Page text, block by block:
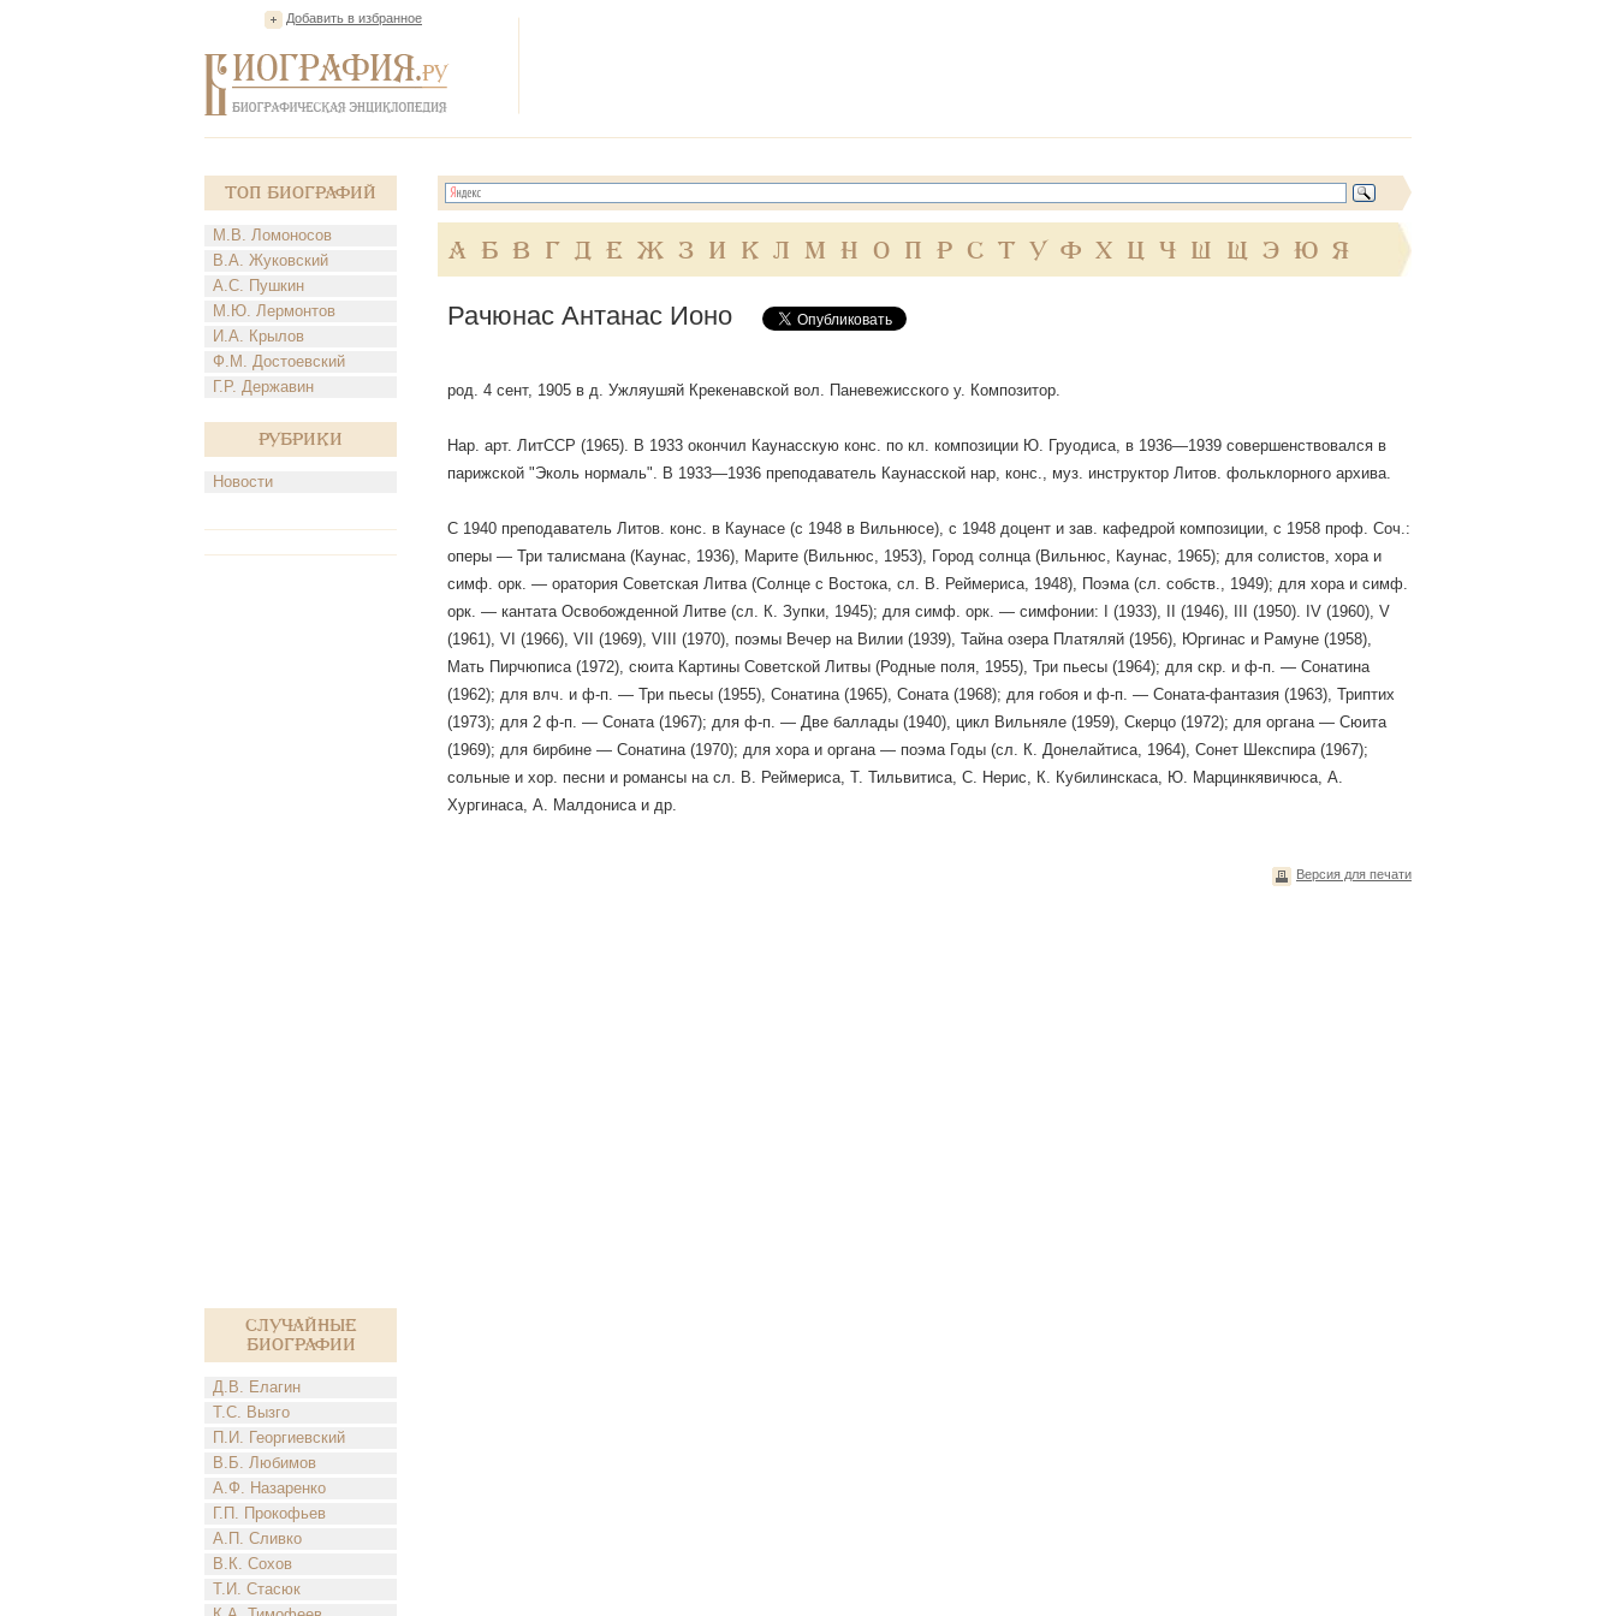
Добавить в избранное
Топ Биографий
М.В. Ломоносов
В.А. Жуковский
А.С. Пушкин
М.Ю. Лермонтов
И.А. Крылов
Ф.М. Достоевский
Г.Р. Державин
Рубрики
Новости
Случайные
биографии
Д.В. Елагин
Т.С. Вызго
П.И. Георгиевский
В.Б. Любимов
А.Ф. Назаренко
Г.П. Прокофьев
А.П. Сливко
В.К. Сохов
Т.И. Стасюк
А Б В Г Д Е Ж З И К Л М Н О П Р С Т У Ф Х Ц Ч Ш Щ Э Ю Я
Рачюнас Антанас Ионо
род. 4 сент, 1905 в д. Ужляушяй Крекенавской вол. Паневежисского у. Композитор.
Нар. арт. ЛитССР (1965). В 1933 окончил Каунасскую конс. по кл. композиции Ю. Груодиса, в 1936—1939 совершенствовался в
парижской "Эколь нормаль". В 1933—1936 преподаватель Каунасской нар, конс., муз. инструктор Литов. фольклорного архива.
С 1940 преподаватель Литов. конс. в Каунасе (с 1948 в Вильнюсе), с 1948 доцент и зав. кафедрой композиции, с 1958 проф. Соч.:
оперы — Три талисмана (Каунас, 1936), Марите (Вильнюс, 1953), Город солнца (Вильнюс, Каунас, 1965); для солистов, хора и
симф. орк. — оратория Советская Литва (Солнце с Востока, сл. В. Реймериса, 1948), Поэма (сл. собств., 1949); для хора и симф.
орк. — кантата Освобожденной Литве (сл. К. Зупки, 1945); для симф. орк. — симфонии: I (1933), II (1946), III (1950). IV (1960), V
(1961), VI (1966), VII (1969), VIII (1970), поэмы Вечер на Вилии (1939), Тайна озера Платяляй (1956), Юргинас и Рамуне (1958),
Мать Пирчюписа (1972), сюита Картины Советской Литвы (Родные поля, 1955), Три пьесы (1964); для скр. и ф-п. — Сонатина
(1962); для влч. и ф-п. — Три пьесы (1955), Сонатина (1965), Соната (1968); для гобоя и ф-п. — Соната-фантазия (1963), Триптих
(1973); для 2 ф-п. — Соната (1967); для ф-п. — Две баллады (1940), цикл Вильняле (1959), Скерцо (1972); для органа — Сюита
(1969); для бирбине — Сонатина (1970); для хора и органа — поэма Годы (сл. К. Донелайтиса, 1964), Сонет Шекспира (1967);
сольные и хор. песни и романсы на сл. В. Реймериса, Т. Тильвитиса, С. Нерис, К. Кубилинскаса, Ю. Марцинкявичюса, А.
Хургинаса, А. Малдониса и др.
Версия для печати